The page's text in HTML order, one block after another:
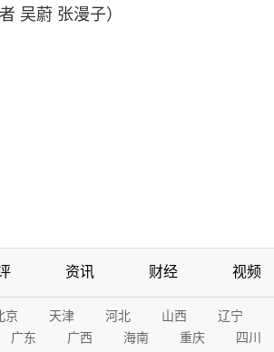
吴蔚 张漫子）
资讯 财经 视频
京 天津 河北 山西 辽宁
广东 广西 海南 重庆 四川